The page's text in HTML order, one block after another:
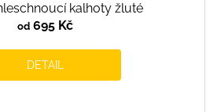
kalhoty žluté
od695 Kč
DETAIL